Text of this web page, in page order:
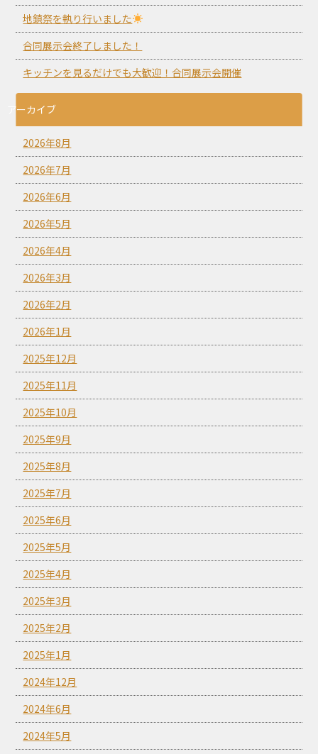
地鎮祭を執り行いました
合同展示会終了しました！
キッチンを見るだけでも大歓迎！合同展示会開催
アーカイブ
2026年8月
2026年7月
2026年6月
2026年5月
2026年4月
2026年3月
2026年2月
2026年1月
2025年12月
2025年11月
2025年10月
2025年9月
2025年8月
2025年7月
2025年6月
2025年5月
2025年4月
2025年3月
2025年2月
2025年1月
2024年12月
2024年6月
2024年5月